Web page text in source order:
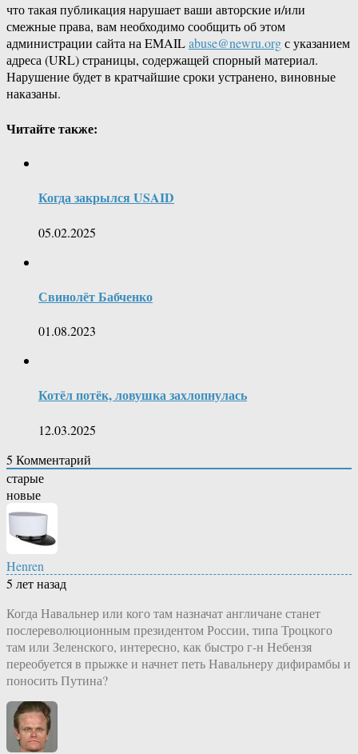
что такая публикация нарушает ваши авторские и/или
смежные права, вам необходимо сообщить об этом
администрации сайта на EMAILabuse@newru.orgс указанием
адреса (URL) страницы, содержащей спорный материал.
Нарушение будет в кратчайшие сроки устранено, виновные
наказаны.
Читайте также:
Когда закрылся USAID
05.02.2025
Свинолёт Бабченко
01.08.2023
Котёл потёк, ловушка захлопнулась
12.03.2025
5 Комментарий
старые
новые
Henren
5 лет назад
Когда Навальнер или кого там назначат англичане станет
послереволюционным президентом России, типа Троцкого
там или Зеленского, интересно, как быстро г-н Небензя
переобуется в прыжке и начнет петь Навальнеру дифирамбы и
поносить Путина?